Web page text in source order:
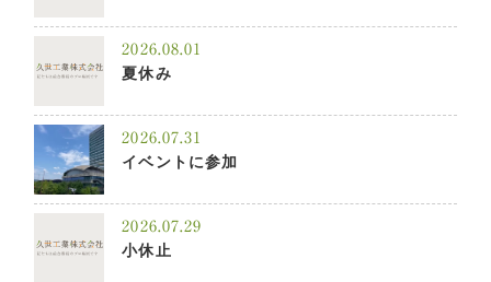
2026.08.01
夏休み
2026.07.31
イベントに参加
2026.07.29
小休止